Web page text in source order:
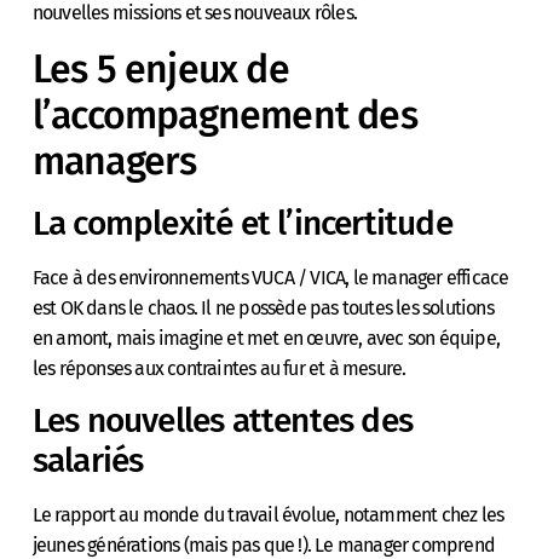
nouvelles missions et ses nouveaux rôles.
Les 5 enjeux de
l’accompagnement des
managers
La complexité et l’incertitude
Face à des environnements VUCA / VICA, le manager efficace
est OK dans le chaos. Il ne possède pas toutes les solutions
en amont, mais imagine et met en œuvre, avec son équipe,
les réponses aux contraintes au fur et à mesure.
Les nouvelles attentes des
salariés
Le rapport au monde du travail évolue, notamment chez les
jeunes générations (mais pas que !). Le manager comprend